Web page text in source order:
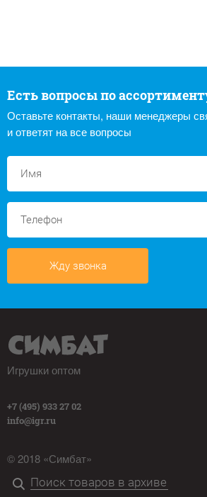
Есть вопросы по
Оставьте контакты, наши менеджеры
и ответят на все вопросы
Жду звонка
Игрушки оптом
+7 (495) 933 27 02
info@igr.ru
© 2018 «Симбат»